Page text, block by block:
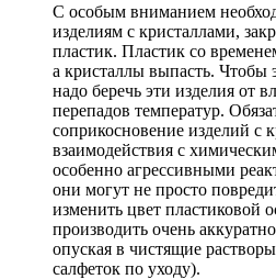
С особым вниманием
изделиям с кристаллами,
пластик. Пластик со
а кристаллы выпасть. Чтобы
надо беречь эти изделия от
перепадов температур.
соприкосновение изделий с
взаимодействия с
особенно агрессивными
они могут не просто
изменить цвет пластиковой
производить очень
опуская в чистящие
салфеток по уходу).